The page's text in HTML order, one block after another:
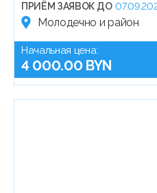
ПРИЁМ ЗАЯВОК ДО
Молодечно и район
Начальная цена:
4 000.00 BYN